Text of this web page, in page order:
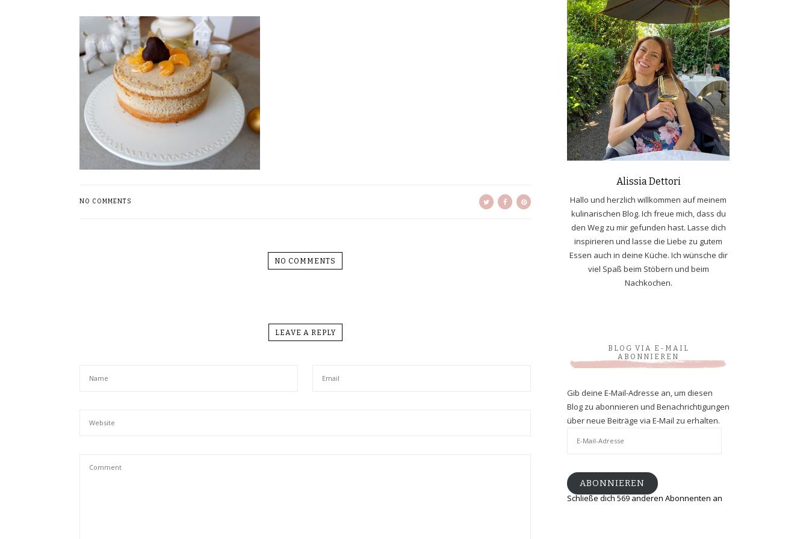
NO COMMENTS
NO COMMENTS
LEAVE A REPLY
Alissia Dettori
Hallo und herzlich willkommen auf meinem
kulinarischen Blog. Ich freue mich, dass du
den Weg zu mir gefunden hast. Lasse dich
inspirieren und lasse die Liebe zu gutem
Essen auch in deine Küche. Ich wünsche dir
viel Spaß beim Stöbern und beim
Nachkochen.
BLOG VIA E-MAIL
ABONNIEREN
Gib deine E-Mail-Adresse an, um diesen
Blog zu abonnieren und Benachrichtigungen
über neue Beiträge via E-Mail zu erhalten.
ABONNIEREN
Schließe dich 569 anderen Abonnenten an